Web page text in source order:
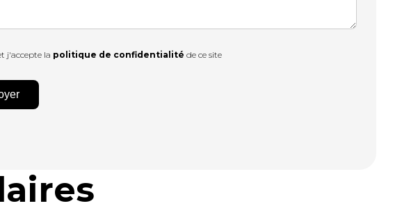
j'accepte la politique de confidentialité de ce site